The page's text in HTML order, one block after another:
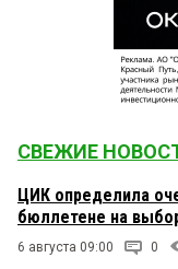
СВЕЖИЕ
ЦИК определила
бюллетене на
6 августа 09:00 0